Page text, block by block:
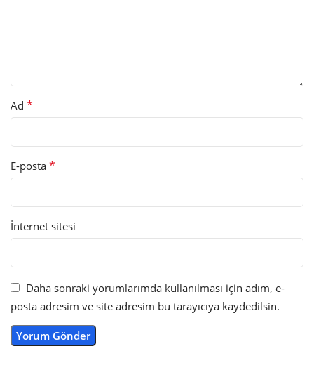
Ad *
E-posta *
İnternet sitesi
Daha sonraki yorumlarımda kullanılması için adım, e-
posta adresim ve site adresim bu tarayıcıya kaydedilsin.